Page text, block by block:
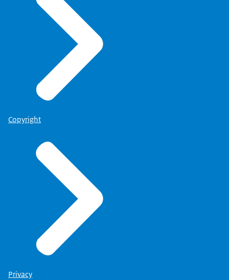
Copyright
Privacy